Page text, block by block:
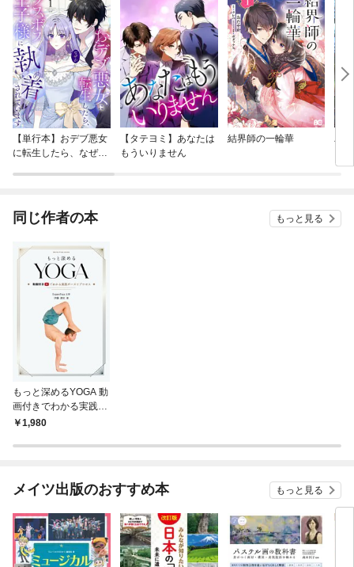
＊ ヴァルキリアのためのシークエンス＊ ブジャダンダ―サナのための
シークエンス・・・など☆ CHAPTER3アドバンスア―サナ いつかを今
に＊ カピンジャラ・アーサナ＊ ブジャダンダ・アーサナ＊ バイラヴ
ァ・アーサナ・・・など☆ CHAPTER4アドバンスフロー あなたの向い
ている方向は？ ＊ ヴィヴァリタチャクラ・フロー＊ ガンダベルン
ダ・フロー＊ ハヌマーン・フロー・・・など
【単行本】おデブ悪女
に転生したら、なぜか
【タテヨミ】あなたは
もういりません
結界師の一輪華
バ
今
同じ作者の本 もっと見る
もっと深めるYOGA 動
画付きでわかる実践ポ
ーズとプロセス
1,980
メイツ出版のおすすめ本 もっと見る